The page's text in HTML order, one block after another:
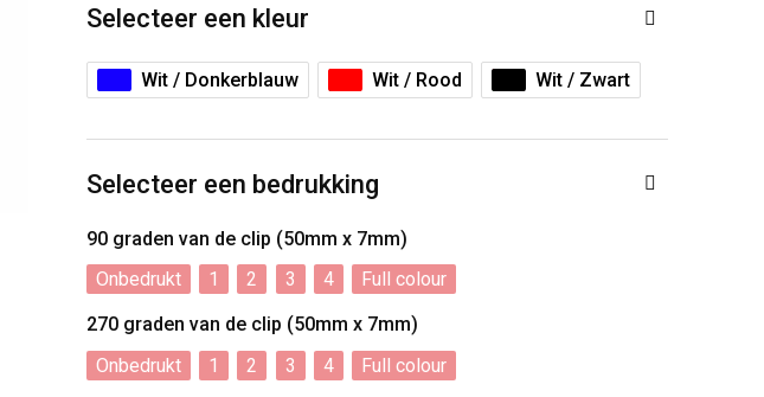
Selecteer een kleur
Wit / Donkerblauw Wit / Rood Wit / Zwart
Selecteer een bedrukking
90 graden van de clip (50mm x 7mm)
Onbedrukt
1 2 3 4
Full colour
270 graden van de clip (50mm x 7mm)
Onbedrukt
1 2 3 4
Full colour